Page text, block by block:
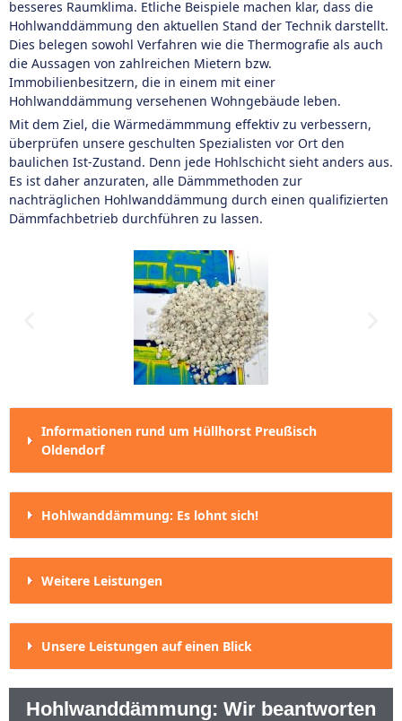
besseres Raumklima. Etliche Beispiele machen klar, dass die
Hohlwanddämmung den aktuellen Stand der Technik darstellt.
Dies belegen sowohl Verfahren wie die Thermografie als auch
die Aussagen von zahlreichen Mietern bzw.
Immobilienbesitzern, die in einem mit einer
Hohlwanddämmung versehenen Wohngebäude leben.
Mit dem Ziel, die Wärmedämmmung effektiv zu verbessern,
überprüfen unsere geschulten Spezialisten vor Ort den
baulichen Ist-Zustand. Denn jede Hohlschicht sieht anders aus.
Es ist daher anzuraten, alle Dämmmethoden zur
nachträglichen Hohlwanddämmung durch einen qualifizierten
Dämmfachbetrieb durchführen zu lassen.
Informationen rund um Hüllhorst Preußisch
Oldendorf
Hohlwanddämmung: Es lohnt sich!
Weitere Leistungen
Unsere Leistungen auf einen Blick
Hohlwanddämmung: Wir beantworten